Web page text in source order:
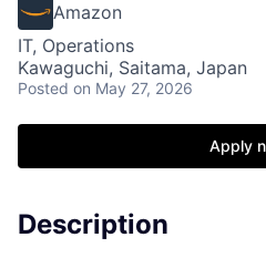
Amazon
IT, Operations
Kawaguchi, Saitama, Japan
Posted on May 27, 2026
Apply
Description